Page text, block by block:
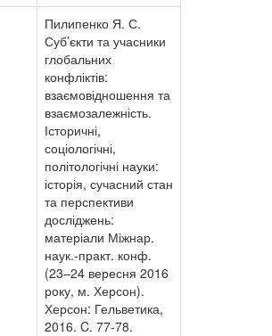
Пилипенко Я. С.
Суб’єкти та учасники
глобальних
конфліктів:
взаємовідношення та
взаємозалежність.
Історичні,
соціологічні,
політологічні науки:
історія, сучасний стан
та перспективи
досліджень:
матеріали Міжнар.
наук.-практ. конф.
(23–24 вересня 2016
року, м. Херсон).
Херсон: Гельветика,
2016. C. 77-78.